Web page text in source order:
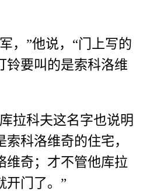
，”他说，“门上写的
铃要叫的是索科洛维
拉科夫这名字也说明
科洛维奇的住宅，
维奇；才不管他库拉
门了。”